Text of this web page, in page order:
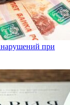
при